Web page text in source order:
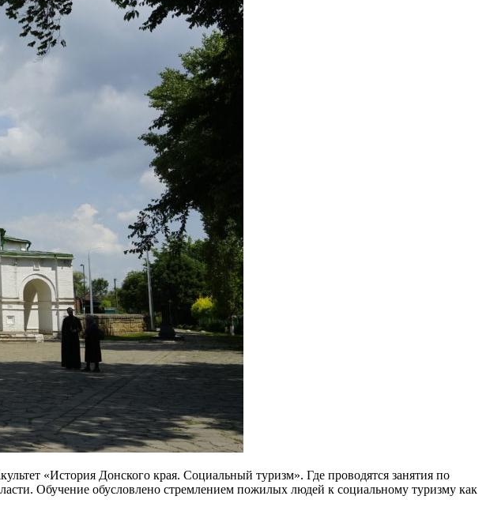
«История Донского края. Социальный туризм». Где проводятся занятия по
Обучение обусловлено стремлением пожилых людей к социальному туризму как